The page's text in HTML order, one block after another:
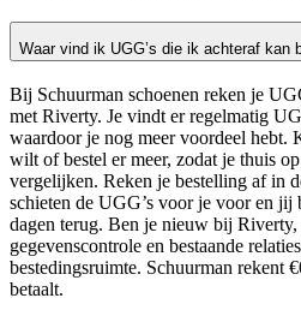
Waar vind ik UGG’s die ik achteraf kan
Bij Schuurman schoenen reken je
met Riverty. Je vindt er regelmatig
waardoor je nog meer voordeel hebt.
wilt of bestel er meer, zodat je thuis
vergelijken. Reken je bestelling af in
schieten de UGG’s voor je voor en
dagen terug. Ben je nieuw bij
gegevenscontrole en bestaande
bestedingsruimte. Schuurman rekent
betaalt.